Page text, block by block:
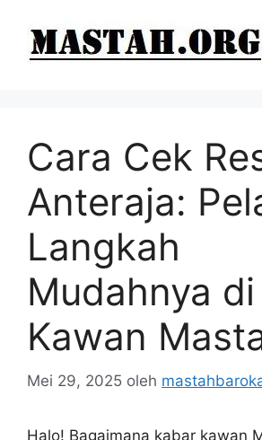
Cara Cek
Anteraja:
Langkah
Mudahnya
Kawan
Mei 29, 2025 oleh
Halo! Bagaimana kabar kawan